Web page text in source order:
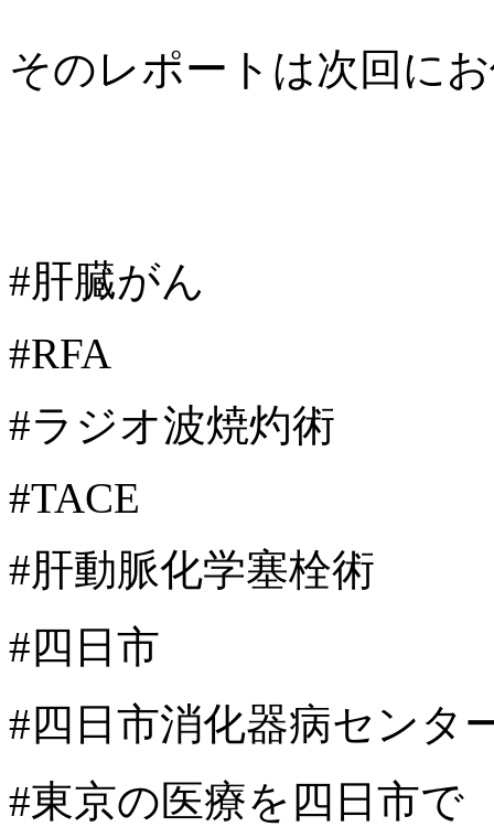
そのレポートは次回に
#肝臓がん
#RFA
#ラジオ波焼灼術
#TACE
#肝動脈化学塞栓術
#四日市
#四日市消化器病センタ
#東京の医療を四日市で